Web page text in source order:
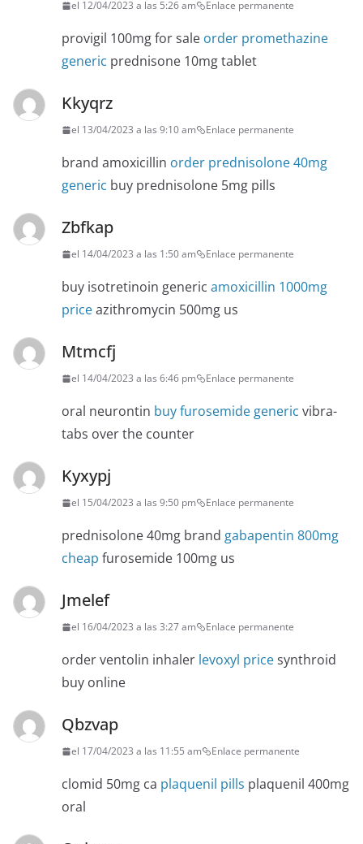
el 12/04/2023 a las 5:26 am Enlace permanente
provigil 100mg for sale order promethazine
generic prednisone 10mg tablet
Kkyqrz
el 13/04/2023 a las 9:10 am Enlace permanente
brand amoxicillin order prednisolone 40mg
generic buy prednisolone 5mg pills
Zbfkap
el 14/04/2023 a las 1:50 am Enlace permanente
buy isotretinoin generic amoxicillin 1000mg
priceazithromycin 500mg us
Mtmcfj
el 14/04/2023 a las 6:46 pm Enlace permanente
oral neurontin buy furosemide generic vibra-
tabs over the counter
Kyxypj
el 15/04/2023 a las 9:50 pm Enlace permanente
prednisolone 40mg brand gabapentin 800mg
cheap furosemide 100mg us
Jmelef
el 16/04/2023 a las 3:27 am Enlace permanente
order ventolin inhaler levoxyl pricesynthroid
buy online
Qbzvap
el 17/04/2023 a las 11:55 am Enlace permanente
clomid 50mg ca plaquenil pills plaquenil 400mg
oral